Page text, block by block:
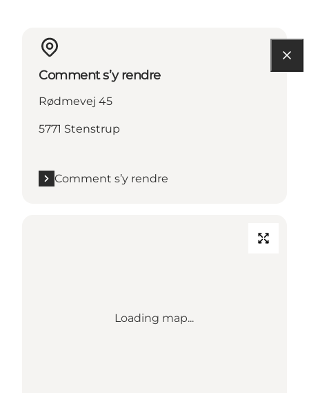
Comment s’y rendre
Rødmevej 45
5771 Stenstrup
Comment s’y rendre
Loading map...